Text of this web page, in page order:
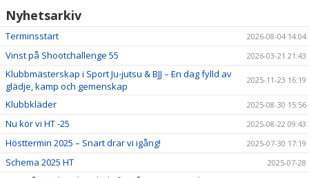
Nyhetsarkiv
Terminsstart 2026-08-04 14:04
Vinst på Shootchallenge 55 2026-03-21 21:43
Klubbmästerskap i Sport Ju-jutsu & BJJ – En dag fylld av
glädje, kamp och gemenskap
2025-11-23 16:19
Klubbkläder 2025-08-30 15:56
Nu kör vi HT -25 2025-08-22 09:43
Hösttermin 2025 – Snart drar vi igång! 2025-07-30 17:19
Schema 2025 HT 2025-07-28